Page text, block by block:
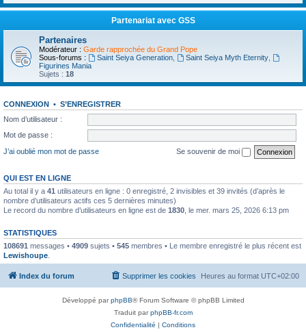
Partenariat avec GSS
Partenaires
Modérateur : Garde rapprochée du Grand Pope
Sous-forums :
Saint Seiya Generation, Saint Seiya Myth Eternity,
Figurines Mania
Sujets : 18
CONNEXION • S’ENREGISTRER
Nom d’utilisateur :
Mot de passe :
J’ai oublié mon mot de passe
Se souvenir de moi
QUI EST EN LIGNE
Au total il y a 41 utilisateurs en ligne : 0 enregistré, 2 invisibles et 39 invités (d’après le
nombre d’utilisateurs actifs ces 5 dernières minutes)
Le record du nombre d’utilisateurs en ligne est de 1830 , le mer. mars 25, 2026 6:13 pm
STATISTIQUES
108691 messages • 4909 sujets • 545 membres • Le membre enregistré le plus récent est
Lewishoupe
Index du forum Heures au format UTC+02:00
Supprimer les cookies
Développé parphpBB® Forum Software © phpBB Limited
Traduit parphpBB-fr.com
Confidentialité | Conditions